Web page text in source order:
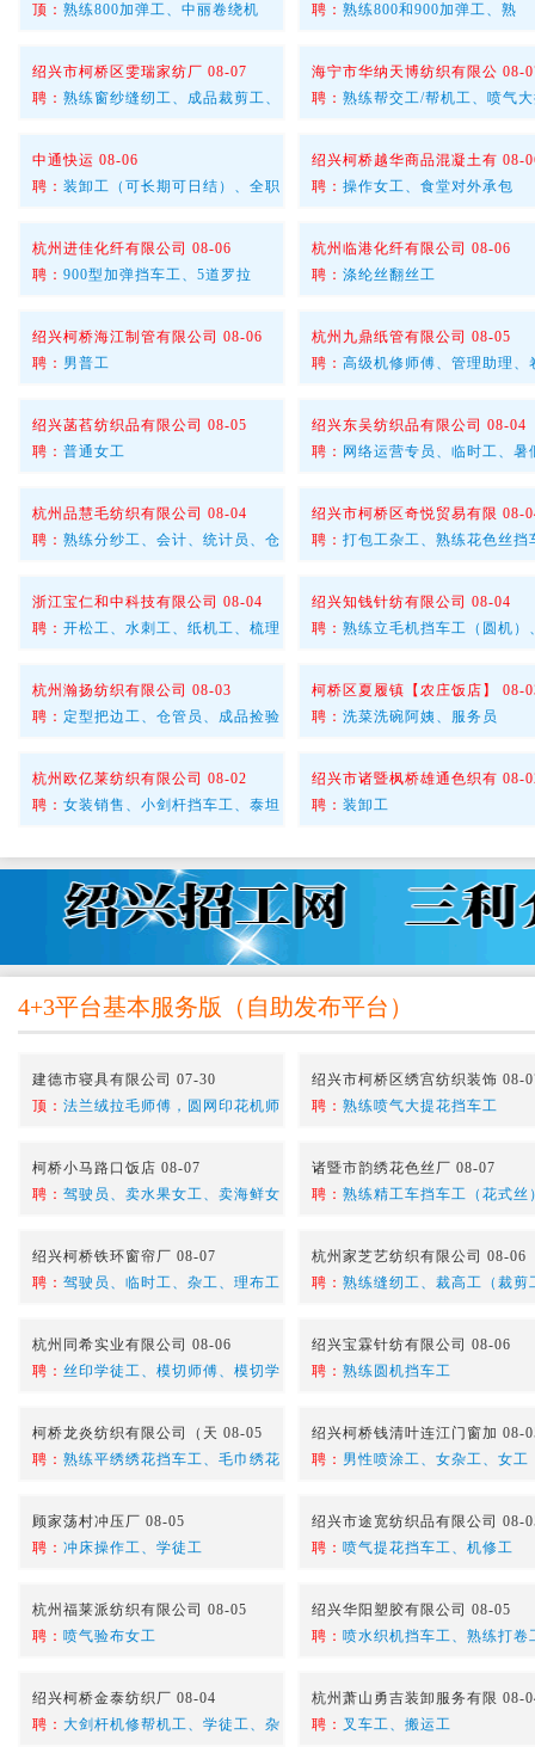
顶： 熟练800加弹工、中丽卷绕机
聘： 熟练800和900加弹工、熟
绍兴市柯桥区雯瑞家纺厂 08-07
聘： 熟练窗纱缝纫工、成品裁剪工、
海宁市华纳天博纺织有限公 08-
聘： 熟练帮交工/帮机工、喷气
中通快运 08-06
聘： 装卸工（可长期可日结）、全职
绍兴柯桥越华商品混凝土有 08-
聘： 操作女工、食堂对外承包
杭州进佳化纤有限公司 08-06
聘： 900型加弹挡车工、5道罗拉
杭州临港化纤有限公司 08-06
聘： 涤纶丝翻丝工
绍兴柯桥海江制管有限公司 08-06
聘： 男普工
杭州九鼎纸管有限公司 08-05
聘： 高级机修师傅、管理助理、
绍兴菡萏纺织品有限公司 08-05
聘： 普通女工
绍兴东吴纺织品有限公司 08-04
聘： 网络运营专员、临时工、暑
杭州品慧毛纺织有限公司 08-04
聘： 熟练分纱工、会计、统计员、仓
绍兴市柯桥区奇悦贸易有限 08-
聘： 打包工杂工、熟练花色丝挡
浙江宝仁和中科技有限公司 08-04
聘： 开松工、水刺工、纸机工、梳理
绍兴知钱针纺有限公司 08-04
聘： 熟练立毛机挡车工（圆机）
杭州瀚扬纺织有限公司 08-03
聘： 定型把边工、仓管员、成品捡验
柯桥区夏履镇【农庄饭店】 08-
聘： 洗菜洗碗阿姨、服务员
杭州欧亿莱纺织有限公司 08-02
聘： 女装销售、小剑杆挡车工、泰坦
绍兴市诸暨枫桥雄通色织有 08-
聘： 装卸工
4+3平台基本服务版 （ 自助发布平台 ）
建德市寝具有限公司 07-30
顶： 法兰绒拉毛师傅，圆网印花机师
绍兴市柯桥区绣宫纺织装饰 08-
聘： 熟练喷气大提花挡车工
柯桥小马路口饭店 08-07
聘： 驾驶员、卖水果女工、卖海鲜女
诸暨市韵绣花色丝厂 08-07
聘： 熟练精工车挡车工（花式丝
绍兴柯桥铁环窗帘厂 08-07
聘： 驾驶员、临时工、杂工、理布工
杭州家芝艺纺织有限公司 08-06
聘： 熟练缝纫工、裁高工（裁剪
杭州同希实业有限公司 08-06
聘： 丝印学徒工、模切师傅、模切学
绍兴宝霖针纺有限公司 08-06
聘： 熟练圆机挡车工
柯桥龙炎纺织有限公司（天 08-05
聘： 熟练平绣绣花挡车工、毛巾绣花
绍兴柯桥钱清叶连江门窗加 08-
聘： 男性喷涂工、女杂工、女工
顾家荡村冲压厂 08-05
聘： 冲床操作工、学徒工
绍兴市途宽纺织品有限公司 08-
聘： 喷气提花挡车工、机修工
杭州福莱派纺织有限公司 08-05
聘： 喷气验布女工
绍兴华阳塑胶有限公司 08-05
聘： 喷水织机挡车工、熟练打卷
绍兴柯桥金泰纺织厂 08-04
聘： 大剑杆机修帮机工、学徒工、杂
杭州萧山勇吉装卸服务有限 08-
聘： 叉车工、搬运工